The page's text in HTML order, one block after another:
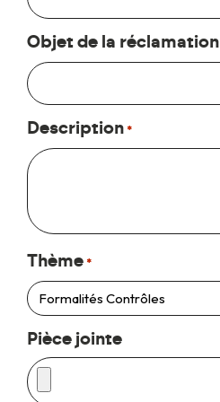
Objet de la réclamation
Description *
Thème *
Pièce jointe